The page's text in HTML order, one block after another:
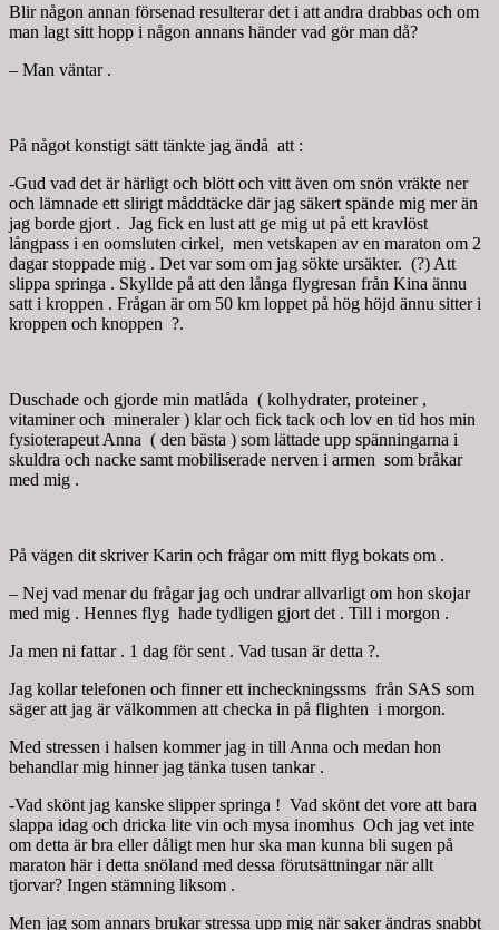
Blir någon annan försenad resulterar det i att andra drabbas och om
man lagt sitt hopp i någon annans händer vad gör man då?
– Man väntar .
På något konstigt sätt tänkte jag ändå att :
-Gud vad det är härligt och blött och vitt även om snön vräkte ner
och lämnade ett slirigt måddtäcke där jag säkert spände mig mer än
jag borde gjort . Jag fick en lust att ge mig ut på ett kravlöst
långpass i en oomsluten cirkel, men vetskapen av en maraton om 2
dagar stoppade mig . Det var som om jag sökte ursäkter. (?) Att
slippa springa . Skyllde på att den långa flygresan från Kina ännu
satt i kroppen . Frågan är om 50 km loppet på hög höjd ännu sitter i
kroppen och knoppen ?.
Duschade och gjorde min matlåda ( kolhydrater, proteiner ,
vitaminer och mineraler ) klar och fick tack och lov en tid hos min
fysioterapeut Anna ( den bästa ) som lättade upp spänningarna i
skuldra och nacke samt mobiliserade nerven i armen som bråkar
med mig .
På vägen dit skriver Karin och frågar om mitt flyg bokats om .
– Nej vad menar du frågar jag och undrar allvarligt om hon skojar
med mig . Hennes flyg hade tydligen gjort det . Till i morgon .
Ja men ni fattar . 1 dag för sent . Vad tusan är detta ?.
Jag kollar telefonen och finner ett incheckningssms från SAS som
säger att jag är välkommen att checka in på flighten i morgon.
Med stressen i halsen kommer jag in till Anna och medan hon
behandlar mig hinner jag tänka tusen tankar .
-Vad skönt jag kanske slipper springa ! Vad skönt det vore att bara
slappa idag och dricka lite vin och mysa inomhus Och jag vet inte
om detta är bra eller dåligt men hur ska man kunna bli sugen på
maraton här i detta snöland med dessa förutsättningar när allt
tjorvar? Ingen stämning liksom .
Men jag som annars brukar stressa upp mig när saker ändras snabbt